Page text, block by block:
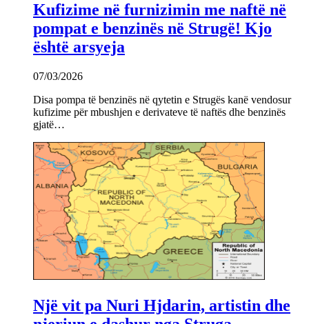
Kufizime në furnizimin me naftë në
pompat e benzinës në Strugë! Kjo
është arsyeja
07/03/2026
Disa pompa të benzinës në qytetin e Strugës kanë vendosur
kufizime për mbushjen e derivateve të naftës dhe benzinës
gjatë…
Një vit pa Nuri Hjdarin, artistin dhe